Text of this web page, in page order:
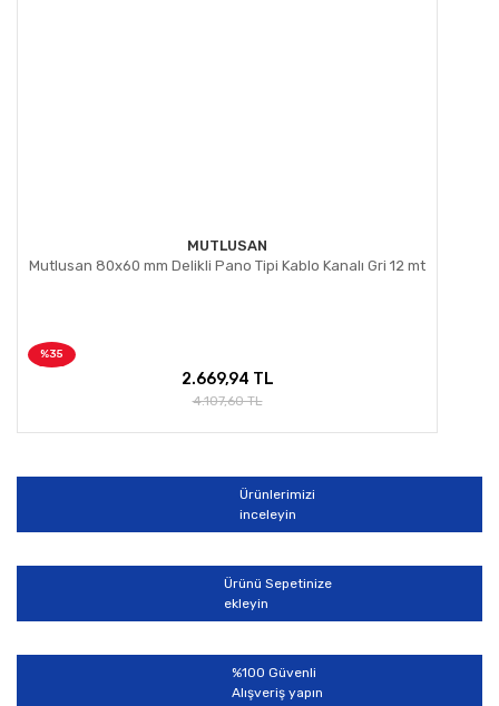
MUTLUSAN
Mutlusan 80x60 mm Delikli Pano Tipi Kablo Kanalı Gri 12 mt
%35
2.669,94 TL
4.107,60 TL
Ürünlerimizi
inceleyin
Ürünü Sepetinize
ekleyin
%100 Güvenli
Alışveriş yapın